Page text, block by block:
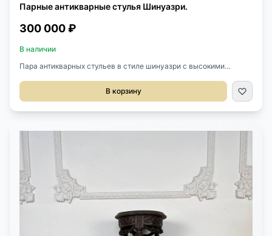
Парные антикварные стулья Шинуазри.
300 000 ₽
В наличии
Пара антикварных стульев в стиле шинуазри с высокими
дерева.Размер 50х38х106h см.Высота сиденья 55 см.Цена за
В корзину